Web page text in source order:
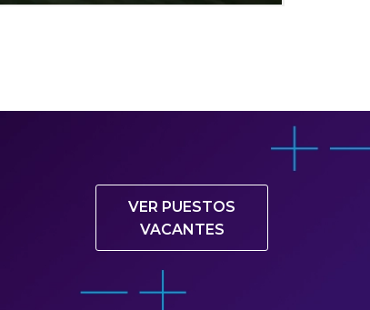
VER PUESTOS
VACANTES